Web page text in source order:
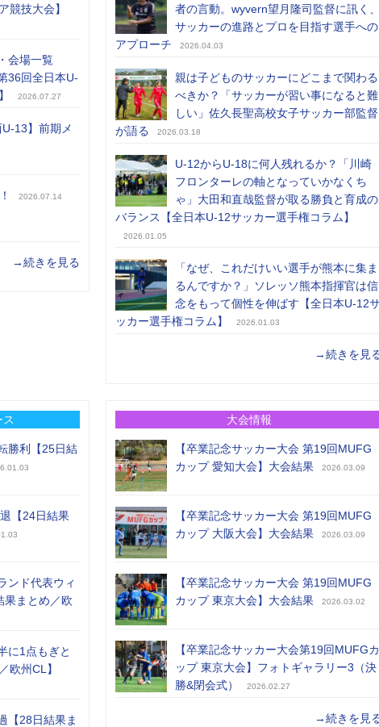
競技大会】
会場一覧
36回全日本U-
2026.07.27
U-13】前期メ
2026.07.14
→続きを見る
者の言動。wyvern望月隆司監督に訊く、
サッカーの進路とプロを目指す選手への
アプローチ
2026.04.03
親は子どものサッカーにどこまで関わる
べきか？「サッカーが習い事になると難
しい」佐久長聖高校女子サッカー部監督
が語る
2026.03.18
U-12からU-18に何人残れるか？「川崎
フロンターレの軸となっていかなくち
ゃ」大田和直哉監督が取る勝負と育成の
バランス【全日本U-12サッカー選手権コラム】
2026.01.05
「なぜ、これだけいい選手が熊本に集ま
るんですか？」ソレッソ熊本指揮官は信
念をもって個性を伸ばす【全日本U-12
ッカー選手権コラム】
2026.01.03
→続きを見
勝利【25日結
【24日結果
ンド代表ウィ
果まとめ／欧
に1点もぎと
欧州CL】
【28日結果ま
大会情報
【卒業記念サッカー大会 第19回MUFG
カップ 愛知大会】大会結果
2026.03.09
【卒業記念サッカー大会 第19回MUFG
カップ 大阪大会】大会結果
2026.03.09
【卒業記念サッカー大会 第19回MUFG
カップ 東京大会】大会結果
2026.03.02
【卒業記念サッカー大会第19回MUFGカ
ップ 東京大会】フォトギャラリー3（決
勝&閉会式）
2026.02.27
→続きを見